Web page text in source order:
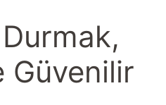
Güvenilir